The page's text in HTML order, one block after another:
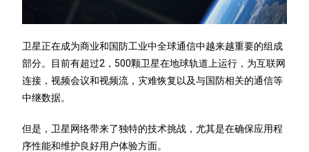
卫星正在成为商业和国防工业中全球通信中越来越重要的组成
部分。目前有超过2，500颗卫星在地球轨道上运行，为互联网
连接，视频会议和视频流，灾难恢复以及与国防相关的通信等
中继数据。
但是，卫星网络带来了独特的技术挑战，尤其是在确保应用程
序性能和维护良好用户体验方面。